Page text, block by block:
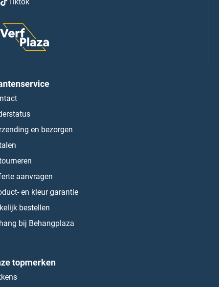
en bezorgen
aanvragen
en kleur garantie
bestellen
bij Behangplaza
topmerken